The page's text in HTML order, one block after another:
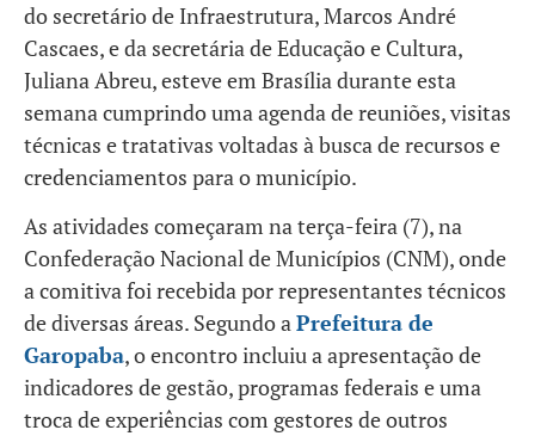
do secretário de Infraestrutura, Marcos André
Cascaes, e da secretária de Educação e Cultura,
Juliana Abreu, esteve em Brasília durante esta
semana cumprindo uma agenda de reuniões, visitas
técnicas e tratativas voltadas à busca de recursos e
credenciamentos para o município.
As atividades começaram na terça-feira (7), na
Confederação Nacional de Municípios (CNM), onde
a comitiva foi recebida por representantes técnicos
de diversas áreas. Segundo aPrefeitura de
Garopaba, o encontro incluiu a apresentação de
indicadores de gestão, programas federais e uma
troca de experiências com gestores de outros